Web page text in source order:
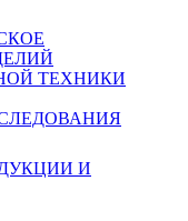
ТЕХНИКИ
И